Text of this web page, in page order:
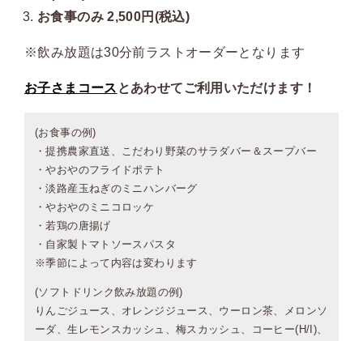
お食事のみ 2,500円(税込)
※飲み放題は30分前ラストオーダーとなります
お子さまコース とあわせてご利用いただけます！
(お食事の例)
・提携農家直送、こだわり野菜のサラダバー＆スープバー
・やおやのフライドポテト
・淡路産玉ねぎのミニハンバーグ
・やおやのミニコロッケ
・若鶏の唐揚げ
・自家製トマトソースパスタ
※季節によって内容は変わります
(ソフトドリンク飲み放題の例)
りんごジュース、オレンジジュース、ウーロン茶、メロンソ
ーダ、生レモンスカッシュ、梅スカッシュ、コーヒー(H/I)、